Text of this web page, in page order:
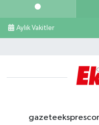
Aylık Vakitler